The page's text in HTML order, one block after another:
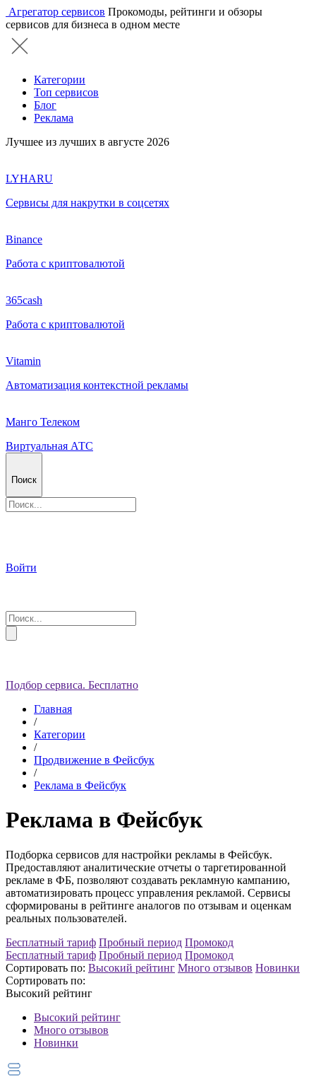
Агрегатор сервисов Прокомоды, рейтинги и обзоры
сервисов для бизнеса в одном месте
Категории
Топ сервисов
Блог
Реклама
Лучшее из лучших в августе 2026
LYHARU
Сервисы для накрутки в соцсетях
Binance
Работа с криптовалютой
365cash
Работа с криптовалютой
Vitamin
Автоматизация контекстной рекламы
Манго Телеком
Виртуальная АТС
Поиск
Войти
Подбор сервиса. Бесплатно
Главная
/
Категории
/
Продвижение в Фейсбук
/
Реклама в Фейсбук
Реклама в Фейсбук
Подборка сервисов для настройки рекламы в Фейсбук.
Предоставляют аналитические отчеты о таргетированной
рекламе в ФБ, позволяют создавать рекламную кампанию,
автоматизировать процесс управления рекламой. Сервисы
сформированы в рейтинге аналогов по отзывам и оценкам
реальных пользователей.
Бесплатный тариф Пробный период Промокод
Бесплатный тариф Пробный период Промокод
Сортировать по: Высокий рейтинг Много отзывов Новинки
Сортировать по:
Высокий рейтинг
Высокий рейтинг
Много отзывов
Новинки